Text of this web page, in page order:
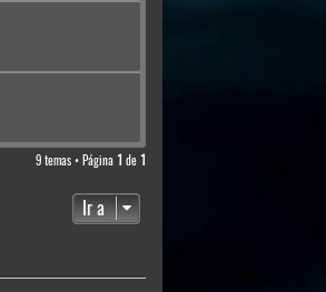
9 temas • Página 1 de 1
Ir a